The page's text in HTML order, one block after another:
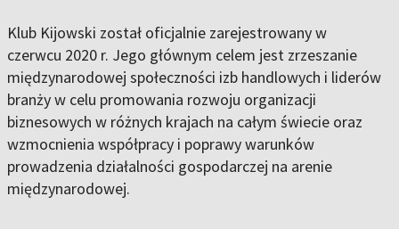
Klub Kijowski został oficjalnie zarejestrowany w
czerwcu 2020 r. Jego głównym celem jest zrzeszanie
międzynarodowej społeczności izb handlowych i liderów
branży w celu promowania rozwoju organizacji
biznesowych w różnych krajach na całym świecie oraz
wzmocnienia współpracy i poprawy warunków
prowadzenia działalności gospodarczej na arenie
międzynarodowej.